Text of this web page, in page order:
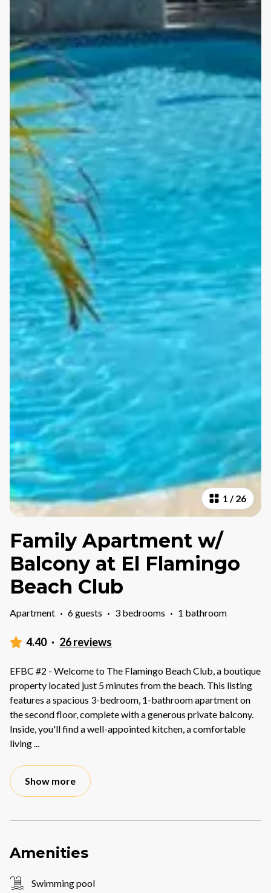
1 /26
Family Apartment w/
Balcony at El Flamingo
Beach Club
Apartment · 6 guests · 3 bedrooms · 1 bathroom
4.40 · 26 reviews
EFBC #2 - Welcome to The Flamingo Beach Club, a boutique
property located just 5 minutes from the beach. This listing
features a spacious 3-bedroom, 1-bathroom apartment on
the second floor, complete with a generous private balcony.
Inside, you'll find a well-appointed kitchen, a comfortable
living...
Show more
Amenities
Swimming pool